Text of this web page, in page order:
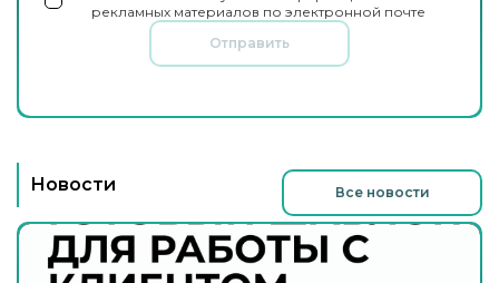
рекламных материалов по электронной почте
Отправить
Новости Все новости